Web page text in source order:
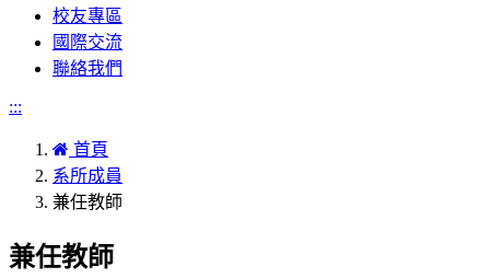
校友專區
國際交流
聯絡我們
:::
首頁
系所成員
兼任教師
兼任教師